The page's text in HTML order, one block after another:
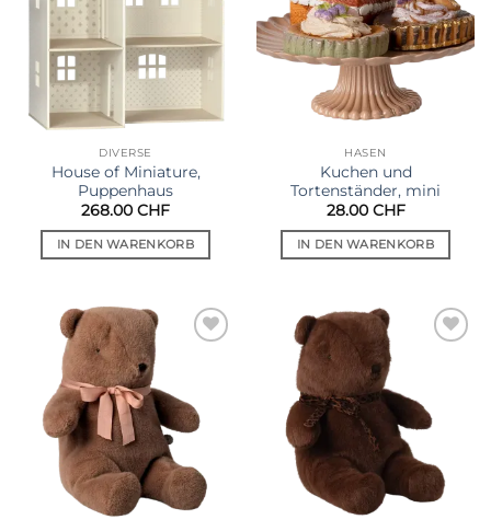
DIVERSE
House of Miniature,
Puppenhaus
268.00 CHF
IN DEN WARENKORB
HASEN
Kuchen und
Tortenständer, mini
28.00 CHF
IN DEN WARENKORB
Wunschliste
Wunschliste